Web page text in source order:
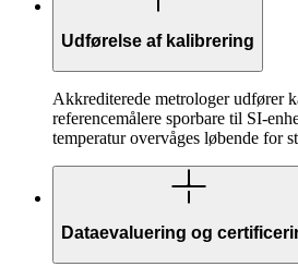
Udførelse af kalibrering
Akkrediterede metrologer udfører
referencemålere sporbare til SI-
temperatur overvåges løbende for
Dataevaluering og